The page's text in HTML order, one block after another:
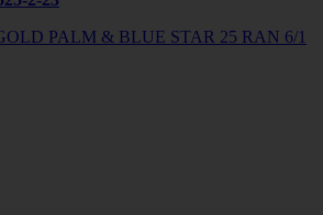
PALM & BLUE STAR 25 RAN 6/1